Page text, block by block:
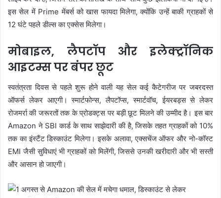
इस सेल में Prime मेंबर्स को खास फायदा मिलेगा, क्योंकि उन्हें बाकी ग्राहकों से
12 घंटे पहले डील्स का एक्सेस मिलेगा।
मोबाइल, लैपटॉप और इलेक्ट्रॉनिक
आइटम्स पर बंपर छूट
स्वतंत्रता दिवस से पहले शुरू होने वाली यह सेल कई कैटेगरीज पर जबरदस्त
ऑफर्स लेकर आएगी। स्मार्टफोन्स, लैपटॉप्स, स्मार्टवॉच, ईयरबड्स से लेकर
रोजमर्रा की जरूरतों तक के प्रोडक्ट्स पर बड़ी छूट मिलने की उम्मीद है। इस बार
Amazon ने SBI कार्ड के साथ साझेदारी की है, जिसके तहत ग्राहकों को 10%
तक का इंस्टैंट डिस्काउंट मिलेगा। इसके अलावा, एक्सचेंज ऑफर और नो-कॉस्ट
EMI जैसी सुविधाएं भी ग्राहकों को मिलेंगी, जिससे उनकी खरीदारी और भी सस्ती
और आसान हो जाएगी।